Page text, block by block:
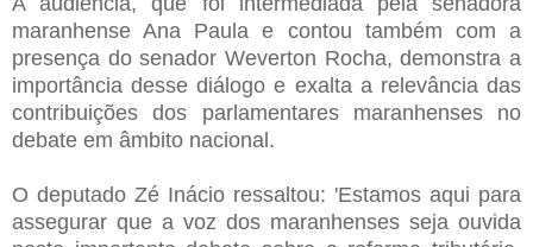
maranhense Ana Paula e contou também com a
presença do senador Weverton Rocha, demonstra a
importância desse diálogo e exalta a relevância das
contribuições dos parlamentares maranhenses no
debate em âmbito nacional.
O deputado Zé Inácio ressaltou: 'Estamos aqui para
assegurar que a voz dos maranhenses seja ouvida